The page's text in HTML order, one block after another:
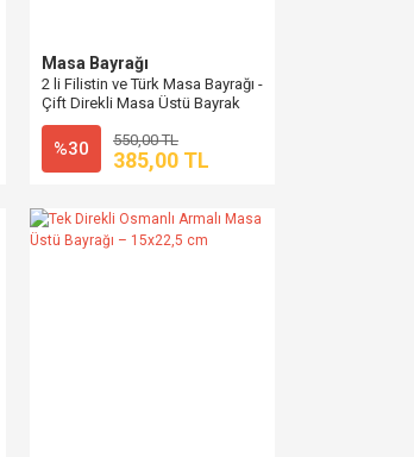
Masa Bayrağı
2 li Filistin ve Türk Masa Bayrağı -
Çift Direkli Masa Üstü Bayrak
%30 550,00 TL
385,00 TL